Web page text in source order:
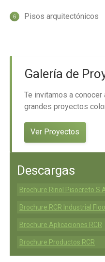
Pisos arquitectónicos
Galería de
Te invitamos a
grandes proyectos
Ver Proyectos
Descargas
Brochure Rinol Pisocreto
Brochure RCR Industrial
Brochure Aplicaciones RCR
Brochure Productos RCR